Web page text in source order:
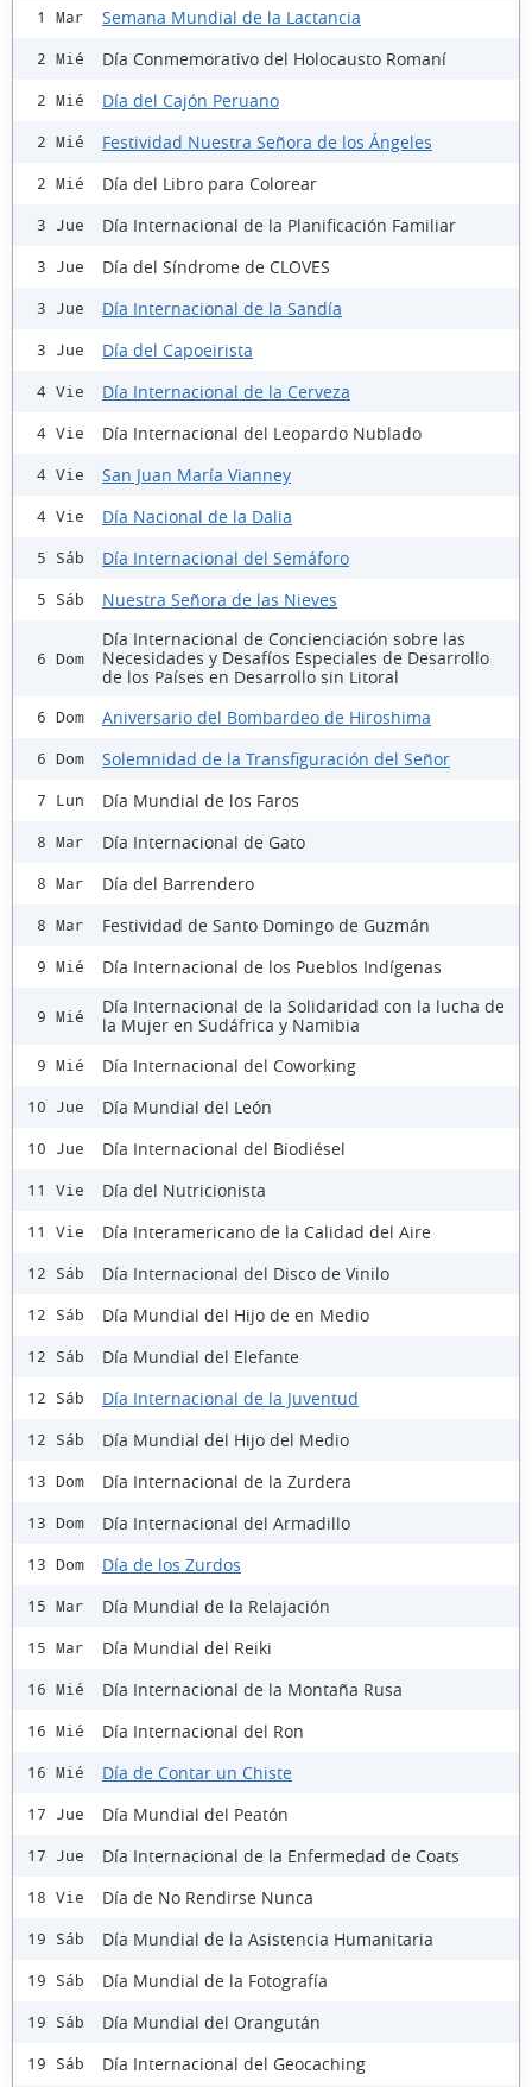
1 Mar Semana Mundial de la Lactancia
2 Mié Día Conmemorativo del Holocausto Romaní
2 Mié Día del Cajón Peruano
2 Mié Festividad Nuestra Señora de los Ángeles
2 Mié Día del Libro para Colorear
3 Jue Día Internacional de la Planificación Familiar
3 Jue Día del Síndrome de CLOVES
3 Jue Día Internacional de la Sandía
3 Jue Día del Capoeirista
4 Vie Día Internacional de la Cerveza
4 Vie Día Internacional del Leopardo Nublado
4 Vie San Juan María Vianney
4 Vie Día Nacional de la Dalia
5 Sáb Día Internacional del Semáforo
5 Sáb Nuestra Señora de las Nieves
6 Dom
Día Internacional de Concienciación sobre las
Necesidades y Desafíos Especiales de Desarrollo
de los Países en Desarrollo sin Litoral
6 Dom Aniversario del Bombardeo de Hiroshima
6 Dom Solemnidad de la Transfiguración del Señor
7 Lun Día Mundial de los Faros
8 Mar Día Internacional de Gato
8 Mar Día del Barrendero
8 Mar Festividad de Santo Domingo de Guzmán
9 Mié Día Internacional de los Pueblos Indígenas
9 Mié
Día Internacional de la Solidaridad con la lucha de
la Mujer en Sudáfrica y Namibia
9 Mié Día Internacional del Coworking
10 Jue Día Mundial del León
10 Jue Día Internacional del Biodiésel
11 Vie Día del Nutricionista
11 Vie Día Interamericano de la Calidad del Aire
12 Sáb Día Internacional del Disco de Vinilo
12 Sáb Día Mundial del Hijo de en Medio
12 Sáb Día Mundial del Elefante
12 Sáb Día Internacional de la Juventud
12 Sáb Día Mundial del Hijo del Medio
13 Dom Día Internacional de la Zurdera
13 Dom Día Internacional del Armadillo
13 Dom Día de los Zurdos
15 Mar Día Mundial de la Relajación
15 Mar Día Mundial del Reiki
16 Mié Día Internacional de la Montaña Rusa
16 Mié Día Internacional del Ron
16 Mié Día de Contar un Chiste
17 Jue Día Mundial del Peatón
17 Jue Día Internacional de la Enfermedad de Coats
18 Vie Día de No Rendirse Nunca
19 Sáb Día Mundial de la Asistencia Humanitaria
19 Sáb Día Mundial de la Fotografía
19 Sáb Día Mundial del Orangután
19 Sáb Día Internacional del Geocaching